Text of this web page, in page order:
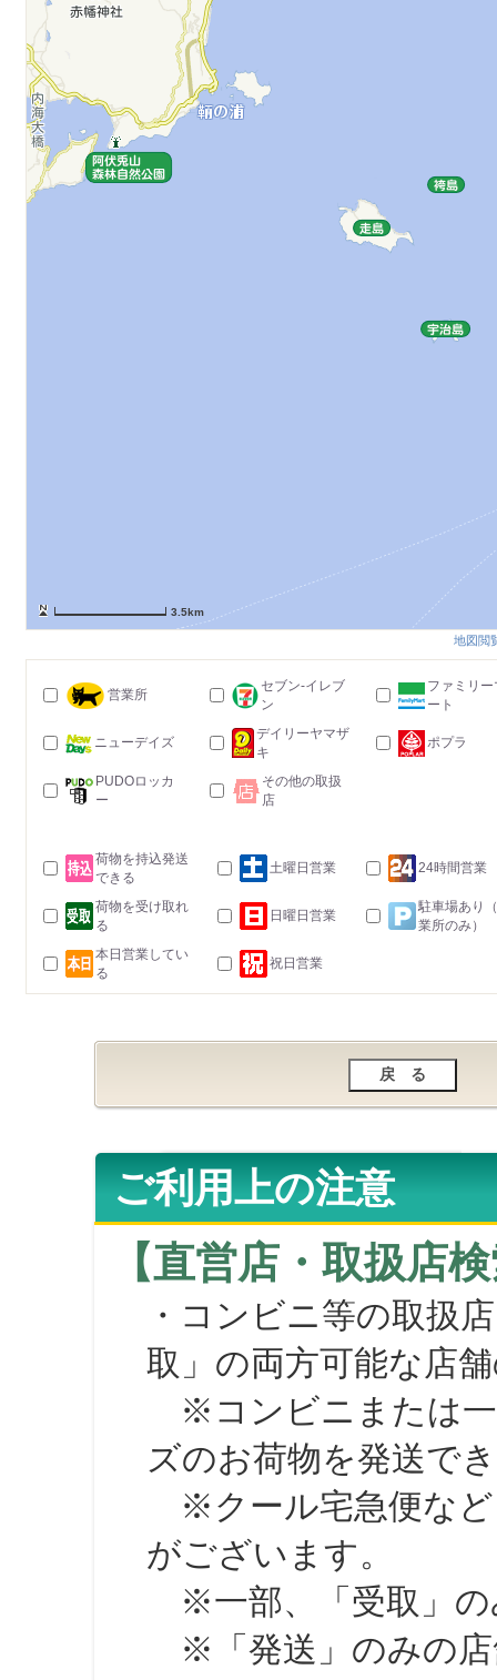
3.5km
地図閲
営業所
セブン-イレブ
ン
ファミリー
ート
ニューデイズ
デイリーヤマザ
キ
ポプラ
PUDOロッカ
ー
その他の取扱
店
荷物を持込発送
できる
土曜日営業 24時間営業
荷物を受け取れ
る
日曜日営業
駐車場あり
業所のみ）
本日営業してい
る
祝日営業
ご利用上の注意
【直営店・取扱店
・コンビニ等の取扱
取」の両方可能な店
※コンビニまたは一
ズのお荷物を発送で
※クール宅急便など
がございます。
※一部、「受取」の
※「発送」のみの店